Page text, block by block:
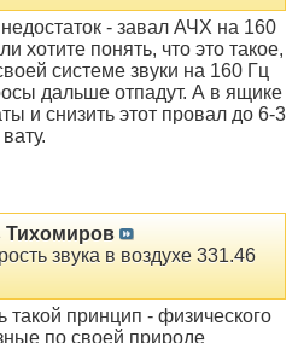
- завал АЧХ на 160
хотите понять, что это такое,
системе звуки на 160 Гц
дальше отпадут. А в ящике
и снизить этот провал до 6-3
Тихомиров
звука в воздухе 331.46
такой принцип - физического
по своей природе